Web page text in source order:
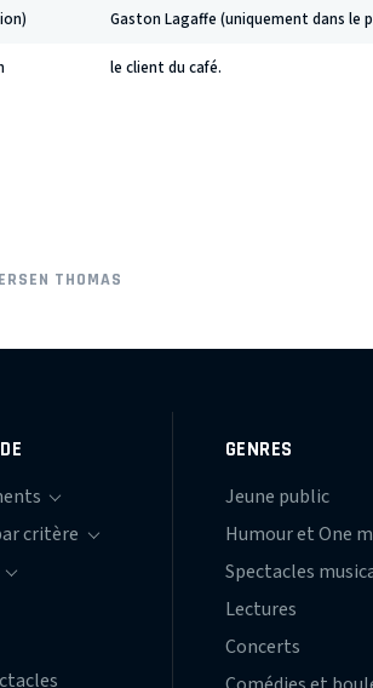
Gaston Lagaffe (uniquement dans le
le client du café.
THOMAS
GENRES
Jeune public
Humour et One
Spectacles
Lectures
Concerts